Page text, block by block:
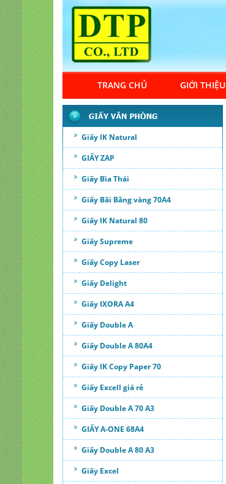
TRANG CHỦ GIỚI THIỆU
Giấy IK Natural
GIẤY ZAP
Giấy Bìa Thái
Giấy Bãi Bằng vàng 70A4
Giấy IK Natural 80
Giấy Supreme
Giấy Copy Laser
Giấy Delight
Giấy IXORA A4
Giấy Double A
Giấy Double A 80A4
Giấy IK Copy Paper 70
Giấy Excell giá rẻ
Giấy Double A 70 A3
GIẤY A-ONE 68A4
Giấy Double A 80 A3
Giấy Excel